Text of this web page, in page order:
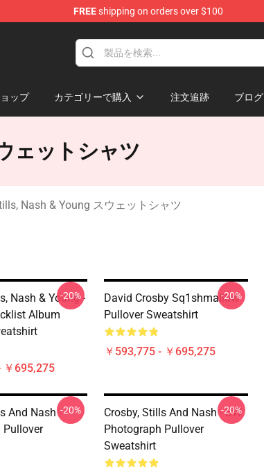
FREEshipping on orders over $100
ップ カテゴリーで購入 注文追跡 ブログ
ェットシャツ
Nash & Young スウェットシャツ
Nash & Young -
Album
￥695,275
-20%
David Crosby Sq1shmall0w
Pullover Sweatshirt
￥593,775 - ￥695,275
-20%
And Nash -
Pullover
-20%
Crosby, Stills And Nash - BW
Photograph Pullover
Sweatshirt
-20%